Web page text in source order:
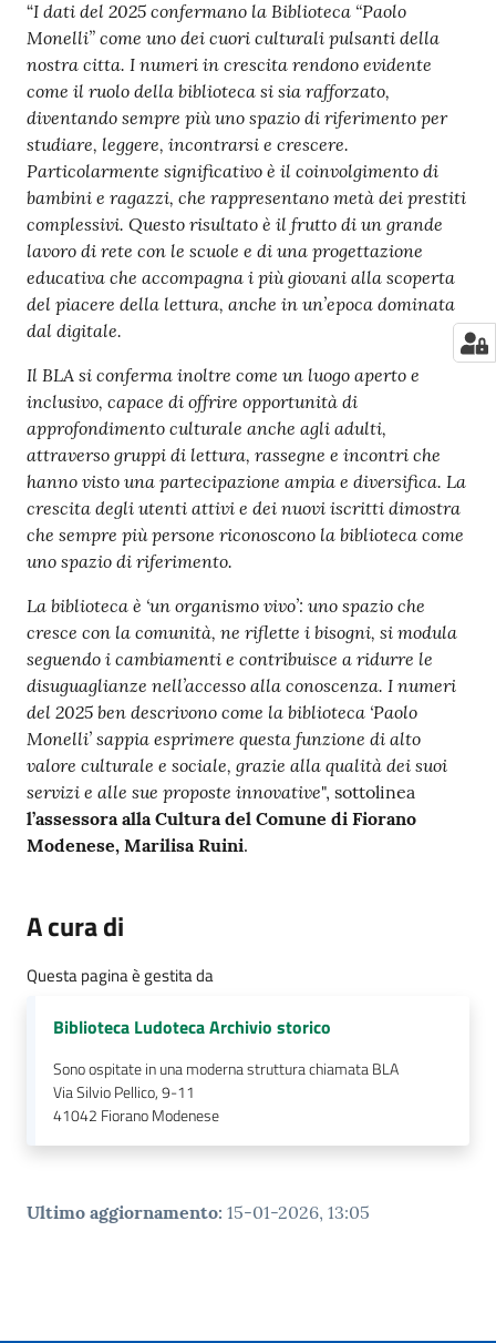
“I dati del 2025 confermano la Biblioteca “Paolo
Monelli” come uno dei cuori culturali pulsanti della
nostra citta. I numeri in crescita rendono evidente
come il ruolo della biblioteca si sia rafforzato,
diventando sempre più uno spazio di riferimento per
studiare, leggere, incontrarsi e crescere.
Particolarmente significativo è il coinvolgimento di
bambini e ragazzi, che rappresentano metà dei prestiti
complessivi. Questo risultato è il frutto di un grande
lavoro di rete con le scuole e di una progettazione
educativa che accompagna i più giovani alla scoperta
del piacere della lettura, anche in un’epoca dominata
dal digitale.
Il BLA si conferma inoltre come un luogo aperto e
inclusivo, capace di offrire opportunità di
approfondimento culturale anche agli adulti,
attraverso gruppi di lettura, rassegne e incontri che
hanno visto una partecipazione ampia e diversifica. La
crescita degli utenti attivi e dei nuovi iscritti dimostra
che sempre più persone riconoscono la biblioteca come
uno spazio di riferimento.
La biblioteca è ‘un organismo vivo’: uno spazio che
cresce con la comunità, ne riflette i bisogni, si modula
seguendo i cambiamenti e contribuisce a ridurre le
disuguaglianze nell’accesso alla conoscenza. I numeri
del 2025 ben descrivono come la biblioteca ‘Paolo
Monelli’ sappia esprimere questa funzione di alto
valore culturale e sociale, grazie alla qualità dei suoi
servizi e alle sue proposte innovative", sottolinea
l’assessora alla Cultura del Comune di Fiorano
Modenese, Marilisa Ruini.
A cura di
Questa pagina è gestita da
Biblioteca Ludoteca Archivio storico
Sono ospitate in una moderna struttura chiamata BLA
Via Silvio Pellico, 9-11
41042 Fiorano Modenese
Ultimo aggiornamento: 15-01-2026, 13:05